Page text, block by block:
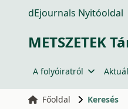
dEjournals Nyitóoldal
METSZETEK
A folyóiratról
Főoldal Keresés